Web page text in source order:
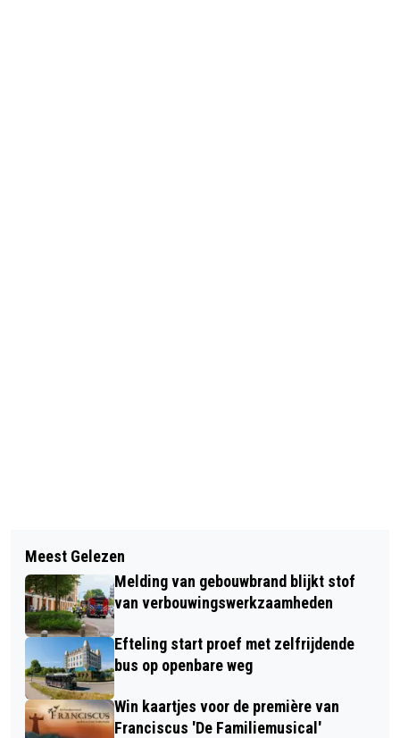
VEILIGHEIDSWAARSCHUWING
VERSCHILLENDE NUTRILON
PRODUCTEN VAN DANONE
ONDERZOEK: VR-FILM VERSTERKT
PASSENDE ZORG DOOR
ZORGPROFESSIONALS HET
PATIËNTPERSPECTIEF TE LATEN
ERVAREN
Meest Gelezen
Melding van gebouwbrand blijkt stof
van verbouwingswerkzaamheden
Efteling start proef met zelfrijdende
bus op openbare weg
Win kaartjes voor de première van
Franciscus 'De Familiemusical'